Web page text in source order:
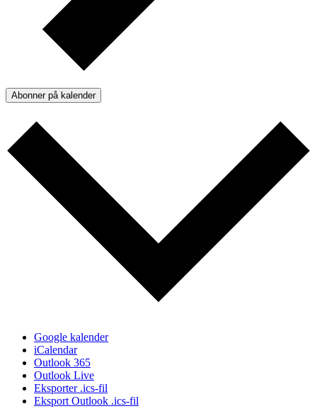
Abonner på kalender
Google kalender
iCalendar
Outlook 365
Outlook Live
Eksporter .ics-fil
Eksport Outlook .ics-fil